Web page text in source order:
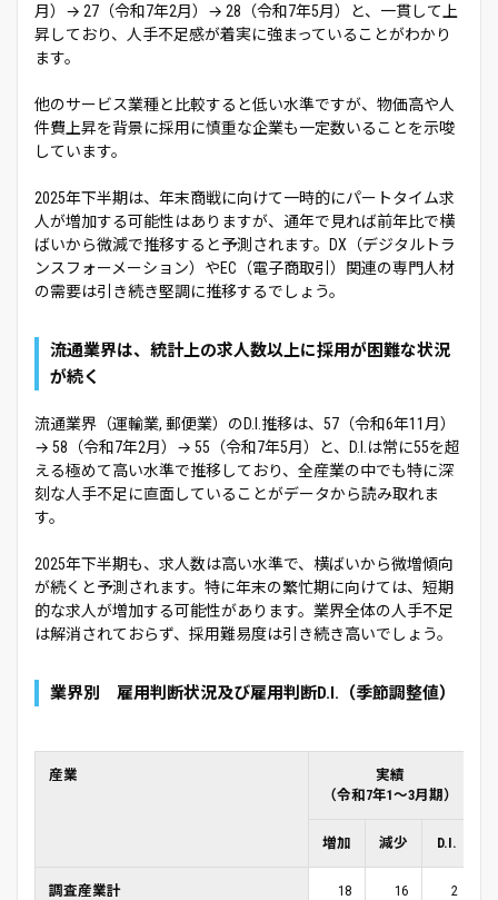
月）→ 27（令和7年2月）→ 28（令和7年5月）と、一貫して上
昇しており、人手不足感が着実に強まっていることがわかり
ます。
他のサービス業種と比較すると低い水準ですが、物価高や人
件費上昇を背景に採用に慎重な企業も一定数いることを示唆
しています。
2025年下半期は、年末商戦に向けて一時的にパートタイム求
人が増加する可能性はありますが、通年で見れば前年比で横
ばいから微減で推移すると予測されます。DX（デジタルトラ
ンスフォーメーション）やEC（電子商取引）関連の専門人材
の需要は引き続き堅調に推移するでしょう。
流通業界は、統計上の求人数以上に採用が困難な状況
が続く
流通業界（運輸業, 郵便業）のD.I.推移は、57（令和6年11月）
→ 58（令和7年2月）→ 55（令和7年5月）と、D.I.は常に55を超
える極めて高い水準で推移しており、全産業の中でも特に深
刻な人手不足に直面していることがデータから読み取れま
す。
2025年下半期も、求人数は高い水準で、横ばいから微増傾向
が続くと予測されます。特に年末の繁忙期に向けては、短期
的な求人が増加する可能性があります。業界全体の人手不足
は解消されておらず、採用難易度は引き続き高いでしょう。
業界別 雇用判断状況及び雇用判断D.I.（季節調整値）
産業
実績
（令和7年1～3月期）
増加 減少 D.I.
調査産業計 18 16 2